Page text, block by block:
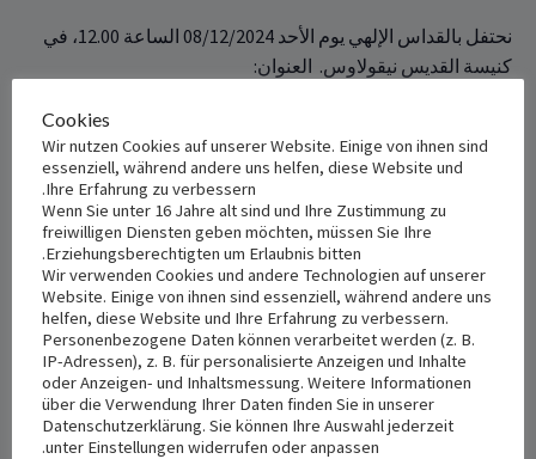
نحتفل بالقداس الإلهي يوم الأحد 08/12/2024 الساعة ‏‎00‎‏.‏‎12‎، ‏في
كنيسة القديس نيقولاوس. ‏ العنوان:
+ Add to iCalendar
DETAILS
Date:
ديسمبر 8, 2024
12:00 م - 2:00 م
VENUE
St. Nikola
Nikolastr 41
Landshut,84034Germany+
Google Map
Cookies
Wir nutzen Cookies auf unserer Website. Einige von ihnen sind
essenziell, während andere uns helfen, diese Website und
Ihre Erfahrung zu verbessern.
Wenn Sie unter 16 Jahre alt sind und Ihre Zustimmung zu
freiwilligen Diensten geben möchten, müssen Sie Ihre
Erziehungsberechtigten um Erlaubnis bitten.
Wir verwenden Cookies und andere Technologien auf unserer
Website. Einige von ihnen sind essenziell, während andere uns
helfen, diese Website und Ihre Erfahrung zu verbessern.
Personenbezogene Daten können verarbeitet werden (z. B.
IP-Adressen), z. B. für personalisierte Anzeigen und Inhalte
oder Anzeigen- und Inhaltsmessung. Weitere Informationen
über die Verwendung Ihrer Daten finden Sie in unserer
Datenschutzerklärung. Sie können Ihre Auswahl jederzeit
unter Einstellungen widerrufen oder anpassen.